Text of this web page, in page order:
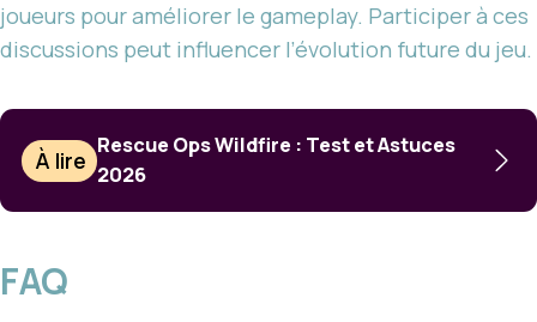
joueurs pour améliorer le gameplay. Participer à ces
discussions peut influencer l’évolution future du jeu.
À lire
Rescue Ops Wildfire : Test et Astuces
2026
FAQ